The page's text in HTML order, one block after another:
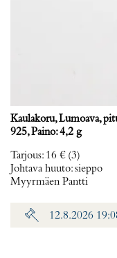
Kaulakoru, Lumoava,
925, Paino: 4,2 g
Tarjous: 16 € (3)
Johtava huuto:sieppo
Myyrmäen Pantti
12.8.2026